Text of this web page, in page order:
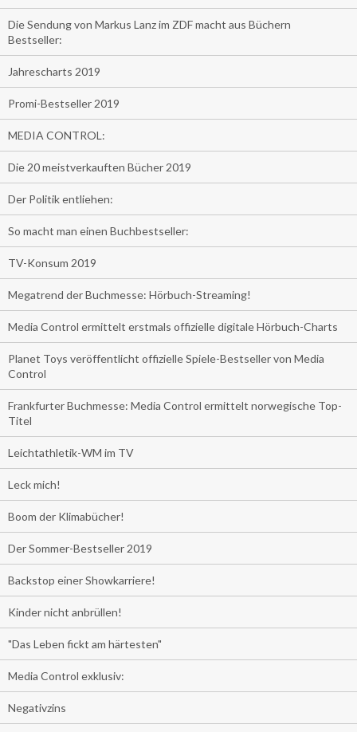
Die Sendung von Markus Lanz im ZDF macht aus Büchern
Bestseller:
Jahrescharts 2019
Promi-Bestseller 2019
MEDIA CONTROL:
Die 20 meistverkauften Bücher 2019
Der Politik entliehen:
So macht man einen Buchbestseller:
TV-Konsum 2019
Megatrend der Buchmesse: Hörbuch-Streaming!
Media Control ermittelt erstmals offizielle digitale Hörbuch-Charts
Planet Toys veröffentlicht offizielle Spiele-Bestseller von Media
Control
Frankfurter Buchmesse: Media Control ermittelt norwegische Top-
Titel
Leichtathletik-WM im TV
Leck mich!
Boom der Klimabücher!
Der Sommer-Bestseller 2019
Backstop einer Showkarriere!
Kinder nicht anbrüllen!
"Das Leben fickt am härtesten"
Media Control exklusiv:
Negativzins